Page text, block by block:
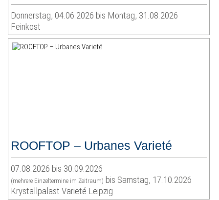
Donnerstag, 04.06.2026 bis Montag, 31.08.2026
Feinkost
ROOFTOP – Urbanes Varieté
07.08.2026 bis 30.09.2026
(mehrere Einzeltermine im Zeitraum) bis Samstag, 17.10.2026
Krystallpalast Varieté Leipzig